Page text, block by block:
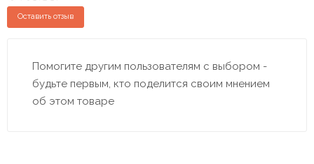
Оставить отзыв
Помогите другим пользователям с выбором -
будьте первым, кто поделится своим мнением
об этом товаре